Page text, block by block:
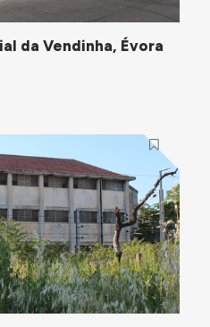
da Vendinha, Évora